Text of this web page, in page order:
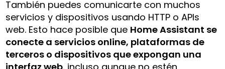
También puedes comunicarte con muchos
servicios y dispositivos usando HTTP o APIs
web. Esto hace posible que Home Assistant se
conecte a servicios online, plataformas de
terceros o dispositivos que expongan una